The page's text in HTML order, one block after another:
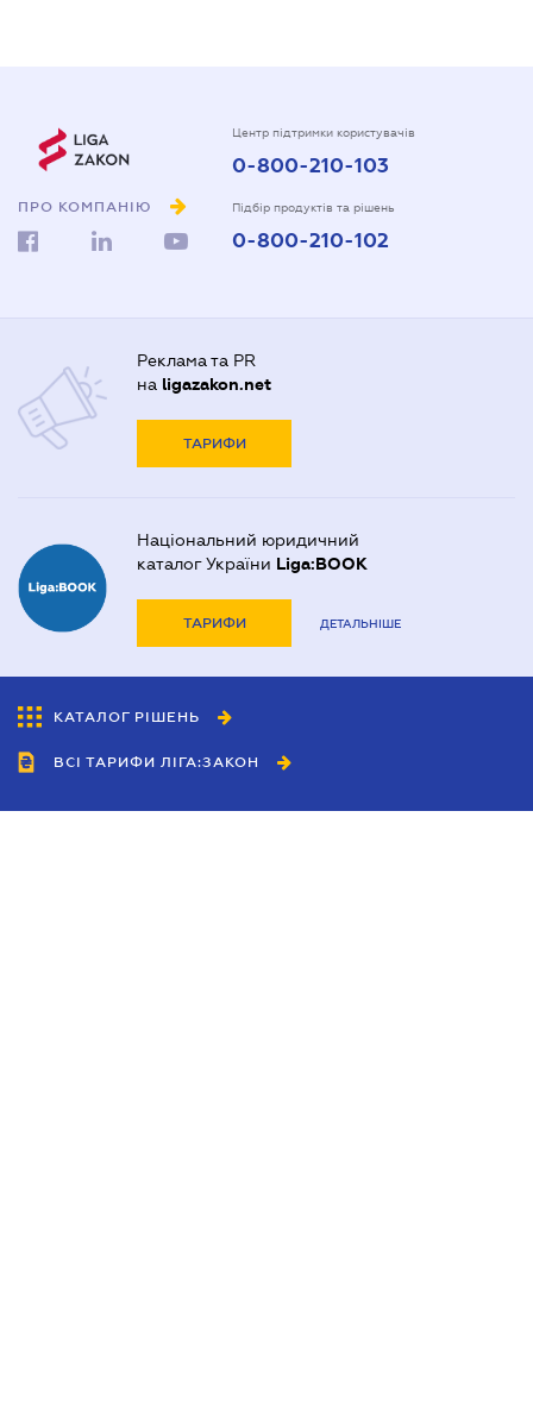
ПРО КОМПАНІЮ
Центр підтримки користувачів
0-800-210-103
Підбір продуктів та рішень
0-800-210-102
Реклама та PR
на ligazakon.net
ТАРИФИ
Національний юридичний
каталог України Liga:BOOK
ТАРИФИ ДЕТАЛЬНІШЕ
КАТАЛОГ РІШЕНЬ
ВСІ ТАРИФИ ЛІГА:ЗАКОН